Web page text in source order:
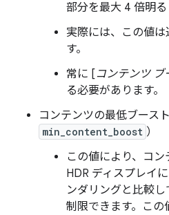
部分を最大 4 倍明る
実際には、この値
す。
常に [ コンテンツ ブ
る必要があります。
コンテンツの最低ブース
min_content_boost ）
この値により、コン
HDR ディスプレイ
ンダリングと比較
制限できます。こ